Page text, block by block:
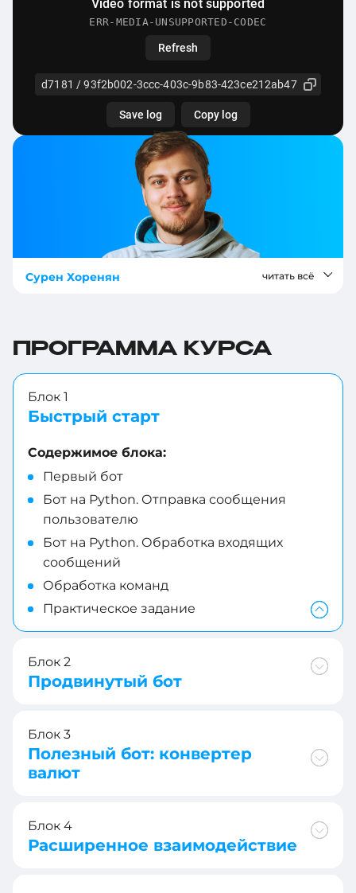
Сурен Хоренян читать всё
ПРОГРАММА КУРСА
Блок 1
Быстрый старт
Содержимое блока:
Первый бот
Бот на Python. Отправка сообщения
пользователю
Бот на Python. Обработка входящих
сообщений
Обработка команд
Практическое задание
Блок 2
Продвинутый бот
Блок 3
Полезный бот: конвертер
валют
Блок 4
Расширенное взаимодействие